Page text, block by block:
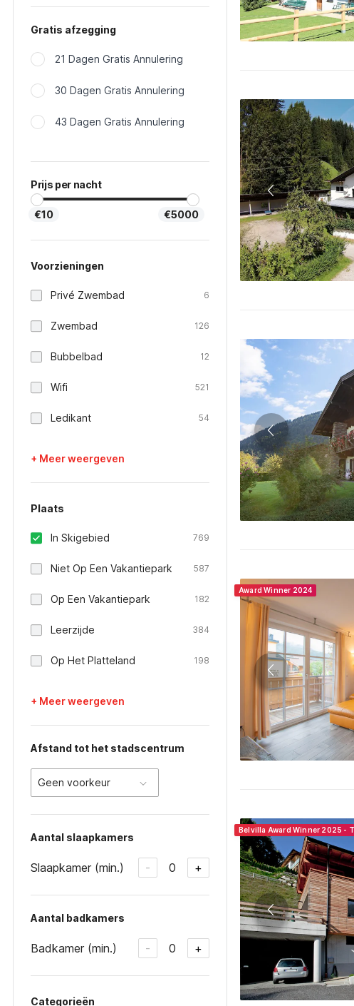
Gratis afzegging
21 Dagen Gratis Annulering
30 Dagen Gratis Annulering
43 Dagen Gratis Annulering
Prijs per nacht
€10 €5000
Voorzieningen
Privé Zwembad 6
Zwembad 126
Bubbelbad 12
Wifi 521
Ledikant 54
+ Meer weergeven
Plaats
In Skigebied 769
Niet Op Een Vakantiepark 587
Op Een Vakantiepark 182
Leerzijde 384
Op Het Platteland 198
+ Meer weergeven
Afstand tot het stadscentrum
Geen voorkeur
Aantal slaapkamers
Slaapkamer (min.) - 0 +
Aantal badkamers
Badkamer (min.) - 0 +
Categorieën
Award Winner 2024
Belvilla Award Winner 2025 -